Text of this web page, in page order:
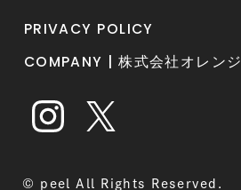
PRIVACY POLICY
COMPANY | 株式会社オレンジ
© peel All Rights Reserved.